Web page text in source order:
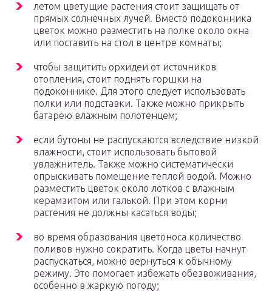
летом цветущие растения стоит защищать от
прямых солнечных лучей. Вместо подоконника
цветок можно разместить на полке около окна
или поставить на стол в центре комнаты;
чтобы защитить орхидеи от источников
отопления, стоит поднять горшки на
подоконнике. Для этого следует использовать
полки или подставки. Также можно прикрыть
батарею влажным полотенцем;
если бутоны не распускаются вследствие низкой
влажности, стоит использовать бытовой
увлажнитель. Также можно систематически
опрыскивать помещение теплой водой. Можно
разместить цветок около лотков с влажным
керамзитом или галькой. При этом корни
растения не должны касаться воды;
во время образования цветоноса количество
поливов нужно сократить. Когда цветы начнут
распускаться, можно вернуться к обычному
режиму. Это помогает избежать обезвоживания,
особенно в жаркую погоду;